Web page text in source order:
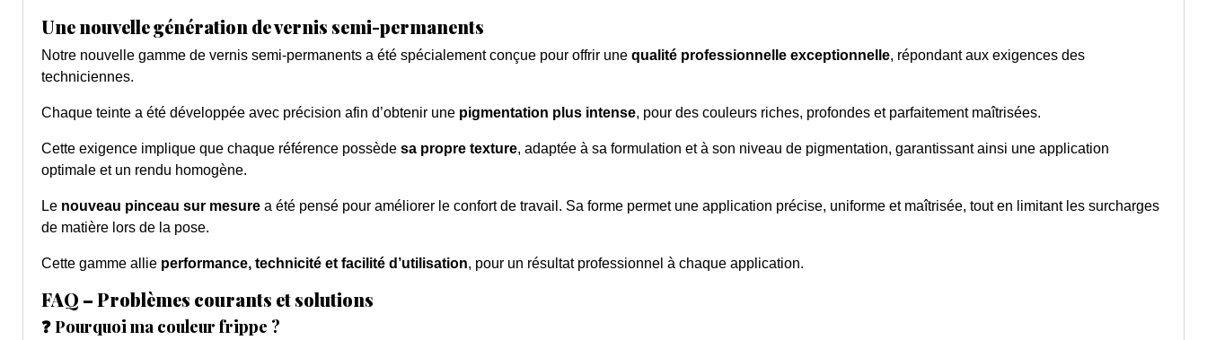
Une nouvelle génération de vernis semi-permanents
Notre nouvelle gamme de vernis semi-permanents a été spécialement conçue pour offrir une qualité professionnelle exceptionnelle, répondant aux exigences des
techniciennes.
Chaque teinte a été développée avec précision afin d’obtenir une pigmentation plus intense, pour des couleurs riches, profondes et parfaitement maîtrisées.
Cette exigence implique que chaque référence possède sa propre texture, adaptée à sa formulation et à son niveau de pigmentation, garantissant ainsi une application
optimale et un rendu homogène.
Le nouveau pinceau sur mesure a été pensé pour améliorer le confort de travail. Sa forme permet une application précise, uniforme et maîtrisée, tout en limitant les surcharges
de matière lors de la pose.
Cette gamme allie performance, technicité et facilité d’utilisation, pour un résultat professionnel à chaque application.
FAQ – Problèmes courants et solutions
❓ Pourquoi ma couleur frippe ?